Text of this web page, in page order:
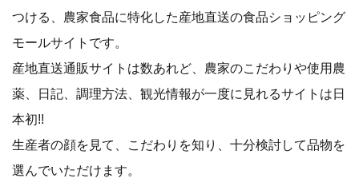
つける、農家食品に特化した産地直送の食品ショッピング
モールサイトです。
産地直送通販サイトは数あれど、農家のこだわりや使用農
薬、日記、調理方法、観光情報が一度に見れるサイトは日
本初!!
生産者の顔を見て、こだわりを知り、十分検討して品物を
選んでいただけます。